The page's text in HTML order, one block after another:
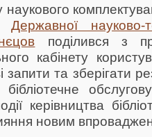
Державної науково-
поділився з
кабінету
та зберігати
керівництва
новим